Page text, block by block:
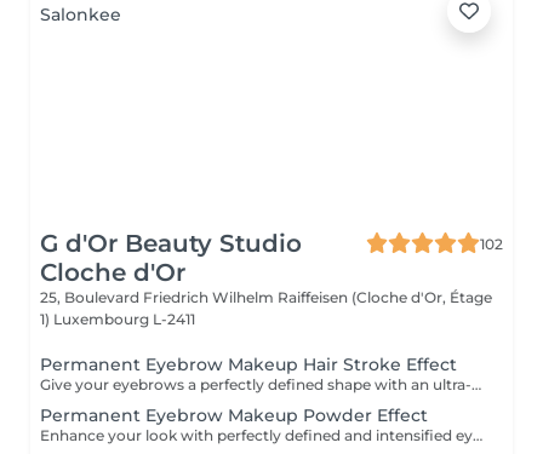
G d'Or Beauty Studio
Cloche d'Or
102
25, Boulevard Friedrich Wilhelm Raiffeisen (Cloche d'Or, Étage
1) Luxembourg L-2411
Permanent Eyebrow Makeup Hair Stroke Effect
Give your eyebrows a perfectly defined shape with an ultra-natural finish. The hair stroke technique recreates each individual hair with precision for a realistic effect, ideal for filling in sparse areas and softly enhancing the structure of your gaze. Long-lasting, harmonious results tailored to your facial featuresfor flawless brows every day, without the need for makeup.
Permanent Eyebrow Makeup Powder Effect
Enhance your look with perfectly defined and intensified eyebrows. The powder effect technique delivers a soft, uniform, makeup-like finish, similar to a pencil or shaded effect. Ideal for structuring the eyes and adding density while maintaining an elegant appearance. Long-lasting, polished results tailored to your facefor flawless brows day after day, effortlessly.